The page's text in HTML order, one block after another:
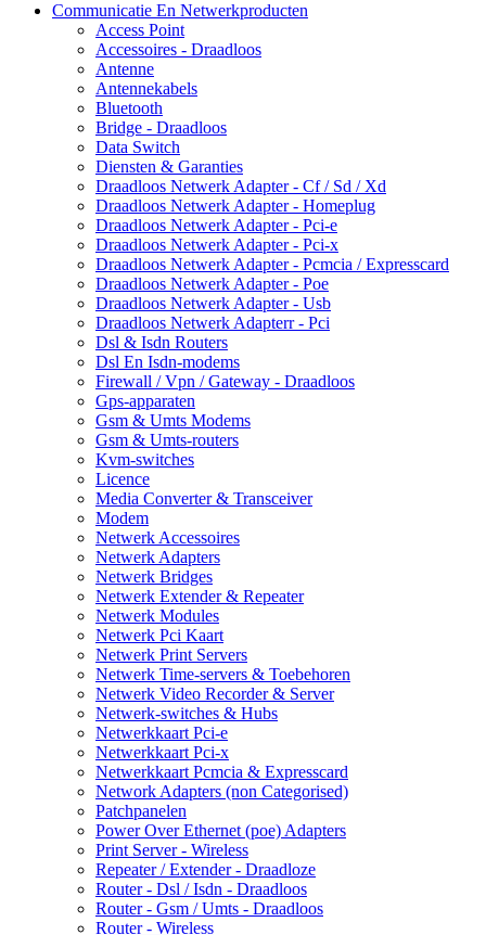
Communicatie En Netwerkproducten
Access Point
Accessoires - Draadloos
Antenne
Antennekabels
Bluetooth
Bridge - Draadloos
Data Switch
Diensten & Garanties
Draadloos Netwerk Adapter - Cf / Sd / Xd
Draadloos Netwerk Adapter - Homeplug
Draadloos Netwerk Adapter - Pci-e
Draadloos Netwerk Adapter - Pci-x
Draadloos Netwerk Adapter - Pcmcia / Expresscard
Draadloos Netwerk Adapter - Poe
Draadloos Netwerk Adapter - Usb
Draadloos Netwerk Adapterr - Pci
Dsl & Isdn Routers
Dsl En Isdn-modems
Firewall / Vpn / Gateway - Draadloos
Gps-apparaten
Gsm & Umts Modems
Gsm & Umts-routers
Kvm-switches
Licence
Media Converter & Transceiver
Modem
Netwerk Accessoires
Netwerk Adapters
Netwerk Bridges
Netwerk Extender & Repeater
Netwerk Modules
Netwerk Pci Kaart
Netwerk Print Servers
Netwerk Time-servers & Toebehoren
Netwerk Video Recorder & Server
Netwerk-switches & Hubs
Netwerkkaart Pci-e
Netwerkkaart Pci-x
Netwerkkaart Pcmcia & Expresscard
Network Adapters (non Categorised)
Patchpanelen
Power Over Ethernet (poe) Adapters
Print Server - Wireless
Repeater / Extender - Draadloze
Router - Dsl / Isdn - Draadloos
Router - Gsm / Umts - Draadloos
Router - Wireless